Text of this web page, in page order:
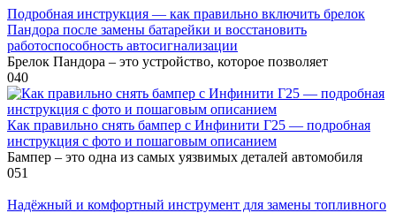
Подробная инструкция — как правильно включить брелок
Пандора после замены батарейки и восстановить
работоспособность автосигнализации
Брелок Пандора – это устройство, которое позволяет
040
Как правильно снять бампер с Инфинити Г25 — подробная
инструкция с фото и пошаговым описанием
Бампер – это одна из самых уязвимых деталей автомобиля
051
Надёжный и комфортный инструмент для замены топливного